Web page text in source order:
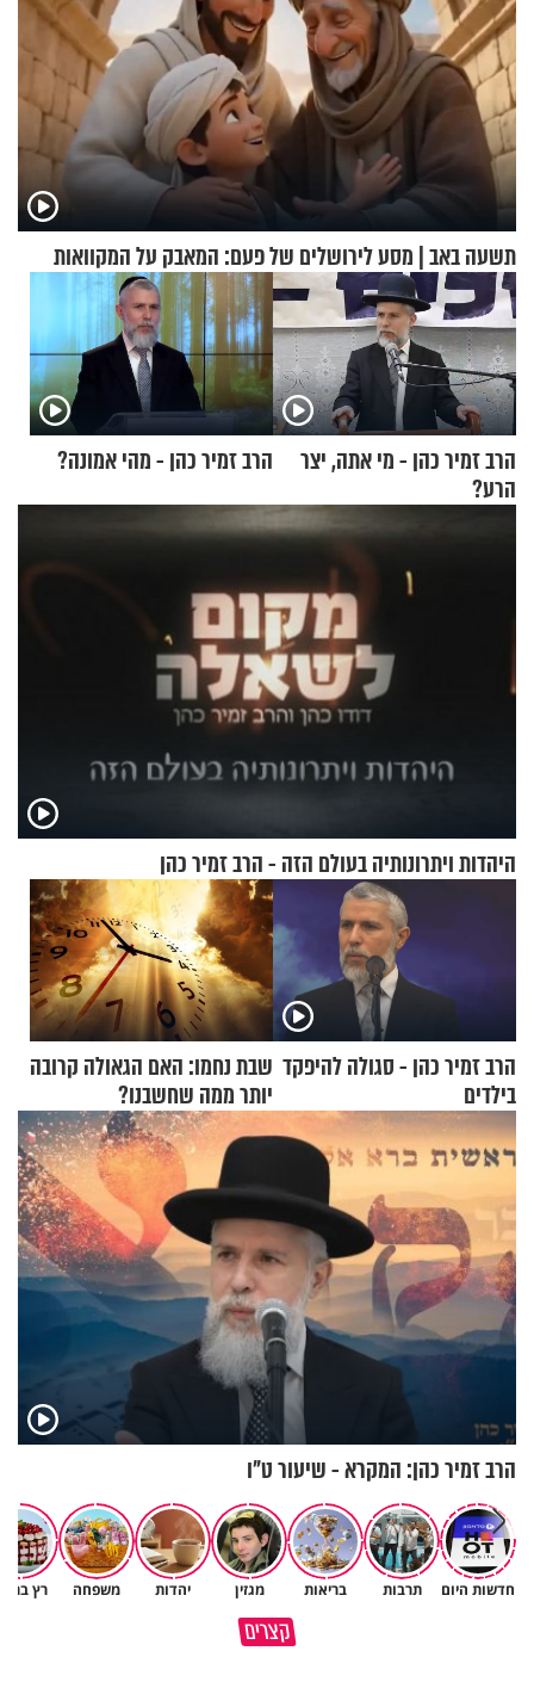
תשעה באב | מסע לירושלים של פעם: המאבק על המקוואות
הרב זמיר כהן - מי אתה, יצר
הרע?
הרב זמיר כהן - מהי אמונה?
היהדות ויתרונותיה בעולם הזה - הרב זמיר כהן
הרב זמיר כהן - סגולה להיפקד
בילדים
שבת נחמו: האם הגאולה קרובה
יותר ממה שחשבנו?
הרב זמיר כהן: המקרא - שיעור ט"ו
חדשות היום תרבות בריאות מגזין יהדות משפחה רץ
קצרים
הגעתי לגיל 108 בזכות הכיבוד